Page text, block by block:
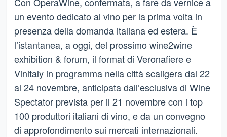
un evento dedicato al vino per la prima volta in
presenza della domanda italiana ed estera. È
l’istantanea, a oggi, del prossimo wine2wine
exhibition & forum, il format di Veronafiere e
Vinitaly in programma nella città scaligera dal 22
al 24 novembre, anticipata dall’esclusiva di Wine
Spectator prevista per il 21 novembre con i top
100 produttori italiani di vino, e da un convegno
di approfondimento sui mercati internazionali.